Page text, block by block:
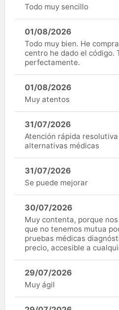
Todo muy sencillo
01/08/2026
Todo muy bien. He
centro he dado el código.
perfectamente.
01/08/2026
Muy atentos
31/07/2026
Atención rápida
alternativas médicas
31/07/2026
Se puede mejorar
30/07/2026
Muy contenta, porque
que no tenemos mutua
pruebas médicas
precio, accesible a
29/07/2026
Muy ágil